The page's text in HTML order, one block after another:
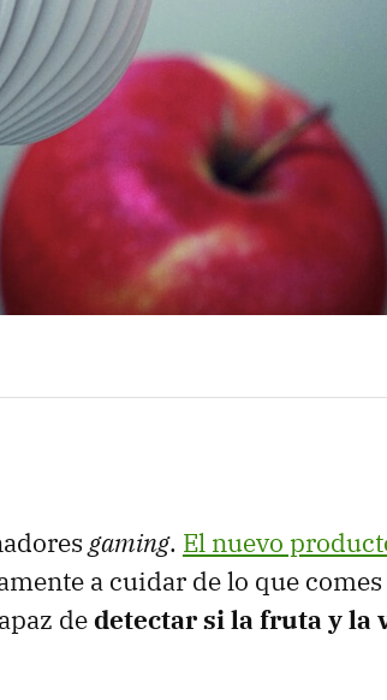
gaming. El nuevo
a cuidar de lo que
dedetectar si la fruta y la